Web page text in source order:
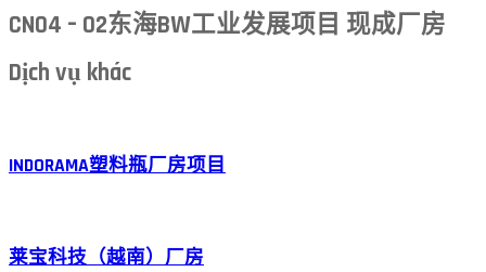
CN04 – 02东海BW工业发展项目 现成厂房
Dịch vụ khác
INDORAMA塑料瓶厂房项目
莱宝科技（越南）厂房